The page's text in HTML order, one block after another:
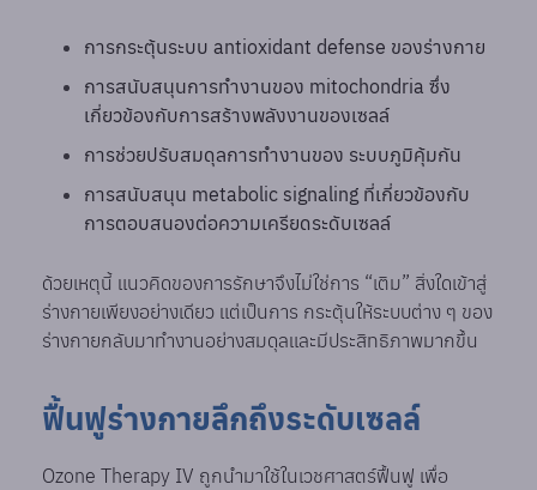
การกระตุ้นระบบ antioxidant defense ของร่างกาย
การสนับสนุนการทำงานของ mitochondria ซึ่ง
เกี่ยวข้องกับการสร้างพลังงานของเซลล์
การช่วยปรับสมดุลการทำงานของ ระบบภูมิคุ้มกัน
การสนับสนุน metabolic signaling ที่เกี่ยวข้องกับ
การตอบสนองต่อความเครียดระดับเซลล์
ด้วยเหตุนี้ แนวคิดของการรักษาจึงไม่ใช่การ “เติม” สิ่งใดเข้าสู่
ร่างกายเพียงอย่างเดียว แต่เป็นการ กระตุ้นให้ระบบต่าง ๆ ของ
ร่างกายกลับมาทำงานอย่างสมดุลและมีประสิทธิภาพมากขึ้น
ฟื้นฟูร่างกายลึกถึงระดับเซลล์
Ozone Therapy IV ถูกนำมาใช้ในเวชศาสตร์ฟื้นฟู เพื่อ